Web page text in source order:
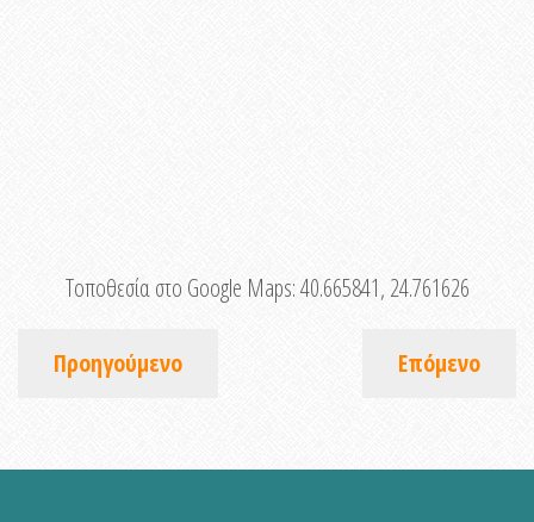
Τοποθεσία στο Google Maps:40.665841, 24.761626
Προηγούμενο Επόμενο